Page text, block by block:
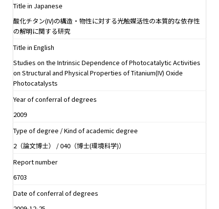
Title in Japanese
酸化チタン(IV)の構造・物性に対する光触媒活性の本質的な依存性
の解明に関する研究
Title in English
Studies on the Intrinsic Dependence of Photocatalytic Activities
on Structural and Physical Properties of Titanium(IV) Oxide
Photocatalysts
Year of conferral of degrees
2009
Type of degree / Kind of academic degree
2（論文博士） / 040（博士(環境科学)）
Report number
6703
Date of conferral of degrees